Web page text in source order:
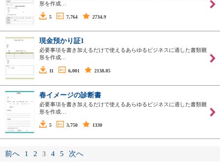
形を作成…
5 7,764 2734.9
現金預かり証1
必要事項を書き加えるだけで使えるあらゆるビジネスに適した書類雛
形を作成…
11 6,001 2138.85
春イメージの診断書
必要事項を書き加えるだけで使えるあらゆるビジネスに適した書類雛
形を作成…
5 3,750 1330
前へ 1 2 3 4 5 次へ